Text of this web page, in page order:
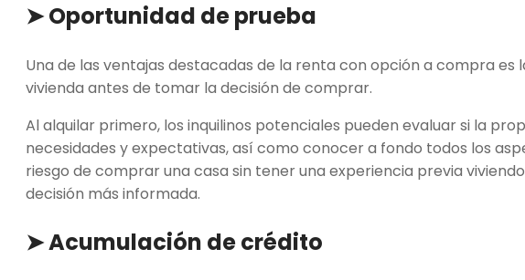
➤ Oportunidad de prueba
Una de las ventajas destacadas de la renta con opción a compra es
vivienda antes de tomar la decisión de comprar.
Al alquilar primero, los inquilinos potenciales pueden evaluar si la
necesidades y expectativas, así como conocer a fondo todos los
riesgo de comprar una casa sin tener una experiencia previa
decisión más informada.
➤ Acumulación de crédito